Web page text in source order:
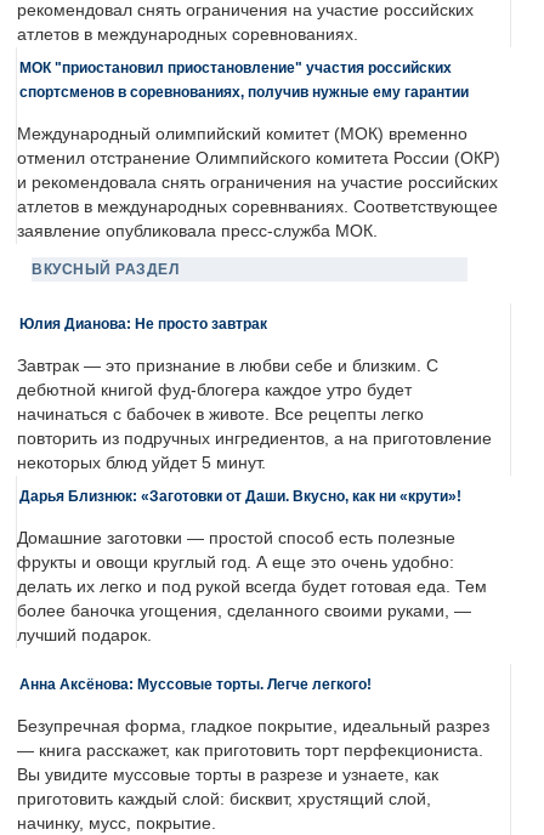
рекомендовал снять ограничения на участие российских
атлетов в международных соревнованиях.
МОК "приостановил приостановление" участия российских
спортсменов в соревнованиях, получив нужные ему гарантии
Международный олимпийский комитет (МОК) временно
отменил отстранение Олимпийского комитета России (ОКР)
и рекомендовала снять ограничения на участие российских
атлетов в международных соревнваниях. Соответствующее
заявление опубликовала пресс-служба МОК.
ВКУСНЫЙ РАЗДЕЛ
Юлия Дианова: Не просто завтрак
Завтрак — это признание в любви себе и близким. С
дебютной книгой фуд-блогера каждое утро будет
начинаться с бабочек в животе. Все рецепты легко
повторить из подручных ингредиентов, а на приготовление
некоторых блюд уйдет 5 минут.
Дарья Близнюк: «Заготовки от Даши. Вкусно, как ни «крути»!
Домашние заготовки — простой способ есть полезные
фрукты и овощи круглый год. А еще это очень удобно:
делать их легко и под рукой всегда будет готовая еда. Тем
более баночка угощения, сделанного своими руками, —
лучший подарок.
Анна Аксёнова: Муссовые торты. Легче легкого!
Безупречная форма, гладкое покрытие, идеальный разрез
— книга расскажет, как приготовить торт перфекциониста.
Вы увидите муссовые торты в разрезе и узнаете, как
приготовить каждый слой: бисквит, хрустящий слой,
начинку, мусс, покрытие.